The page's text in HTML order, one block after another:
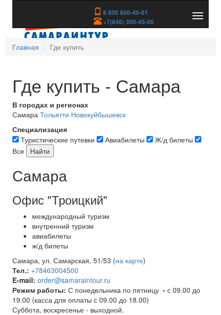
8 800 600-40-61
+7(846) 300-45-00
скрыть
Главная
Где купить
Где купить - Самара
В городах и регионах
Самара Тольятти Новокуйбышевск
Специализация
Туристические путевки
Авиабилеты
Ж/д билеты
Все
Самара
Офис "Троицкий"
международный туризм
внутренний туризм
авиабилеты
ж/д билеты
Самара, ул. Самарская, 51/53 (на карте)
Тел.: +78463004500
E-mail: order@samaraintour.ru
Режим работы: С понедельника по пятницу - с 09.00 до
19.00 (касса для оплаты с 09.00 до 18.00)
Суббота, воскресенье - выходной.